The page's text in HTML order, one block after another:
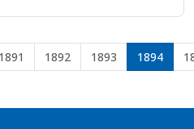
1891 1892 1893 1894